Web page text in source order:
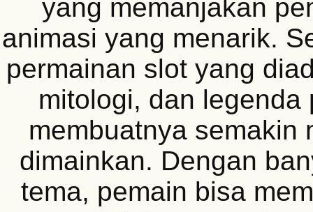
yang memanjakan
animasi yang menarik.
permainan slot yang
mitologi, dan legenda
membuatnya semakin
dimainkan. Dengan
tema, pemain bisa